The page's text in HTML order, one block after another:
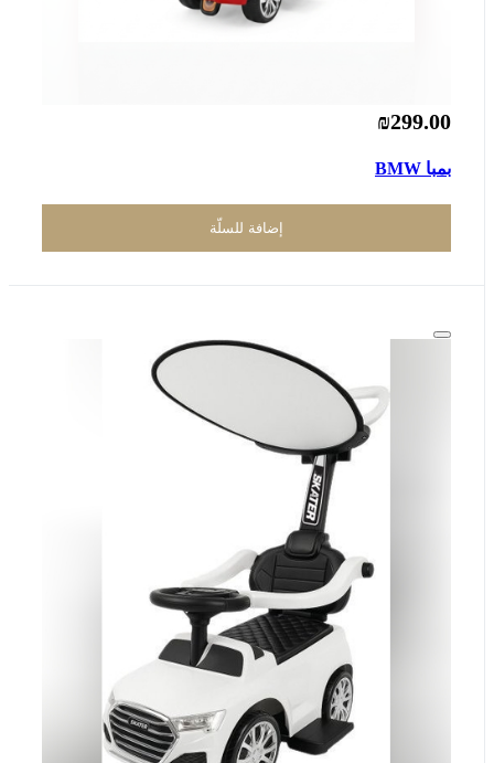
₪299.00
بمبا BMW
إضافة للسلّة